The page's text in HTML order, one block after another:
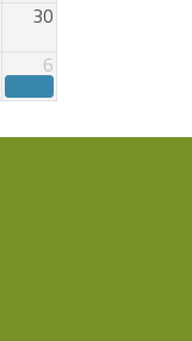
30
6